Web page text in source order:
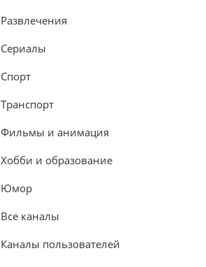
Развлечения
Сериалы
Спорт
Транспорт
Фильмы и анимация
Хобби и образование
Юмор
Все каналы
Каналы пользователей